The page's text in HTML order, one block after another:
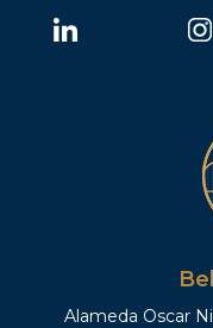
Alameda Oscar